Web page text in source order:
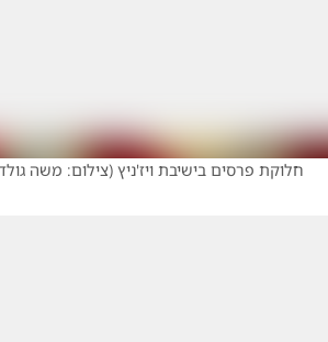
חלוקת פרסים בישיבת ויז'ניץ (צילום: משה